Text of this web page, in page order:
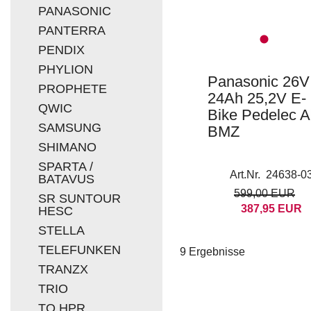
PANASONIC
PANTERRA
PENDIX
PHYLION
PROPHETE
QWIC
SAMSUNG
SHIMANO
SPARTA /
BATAVUS
SR SUNTOUR
HESC
STELLA
TELEFUNKEN
TRANZX
TRIO
TQ HPR
Panasonic 26V
24Ah 25,2V E-
Bike Pedelec
BMZ
Art.Nr. 24638-
599,00 EUR
387,95 EUR
9 Ergebnisse